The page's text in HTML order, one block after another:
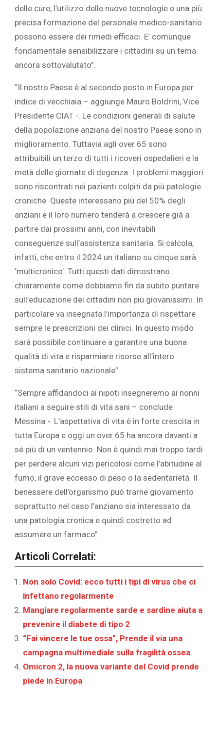
delle cure, l’utilizzo delle nuove tecnologie e una più
precisa formazione del personale medico-sanitario
possono essere dei rimedi efficaci. E’ comunque
fondamentale sensibilizzare i cittadini su un tema
ancora sottovalutato”.
“Il nostro Paese è al secondo posto in Europa per
indice di vecchiaia – aggiunge Mauro Boldrini, Vice
Presidente CIAT -. Le condizioni generali di salute
della popolazione anziana del nostro Paese sono in
miglioramento. Tuttavia agli over 65 sono
attribuibili un terzo di tutti i ricoveri ospedalieri e la
metà delle giornate di degenza. I problemi maggiori
sono riscontrati nei pazienti colpiti da più patologie
croniche. Queste interessano più del 50% degli
anziani e il loro numero tenderà a crescere già a
partire dai prossimi anni, con inevitabili
conseguenze sull’assistenza sanitaria. Si calcola,
infatti, che entro il 2024 un italiano su cinque sarà
‘multicronico’. Tutti questi dati dimostrano
chiaramente come dobbiamo fin da subito puntare
sull’educazione dei cittadini non più giovanissimi. In
particolare va insegnata l’importanza di rispettare
sempre le prescrizioni dei clinici. In questo modo
sarà possibile continuare a garantire una buona
qualità di vita e risparmiare risorse all’intero
sistema sanitario nazionale”.
“Sempre affidandoci ai nipoti insegneremo ai nonni
italiani a seguire stili di vita sani – conclude
Messina -. L’aspettativa di vita è in forte crescita in
tutta Europa e oggi un over 65 ha ancora davanti a
sé più di un ventennio. Non è quindi mai troppo tardi
per perdere alcuni vizi pericolosi come l’abitudine al
fumo, il grave eccesso di peso o la sedentarietà. Il
benessere dell’organismo può trarne giovamento
soprattutto nel caso l’anziano sia interessato da
una patologia cronica e quindi costretto ad
assumere un farmaco”.
Articoli Correlati:
Non solo Covid: ecco tutti i tipi di virus che ci
infettano regolarmente
Mangiare regolarmente sarde e sardine aiuta a
prevenire il diabete di tipo 2
“Fai vincere le tue ossa”, Prende il via una
campagna multimediale sulla fragilità ossea
Omicron 2, la nuova variante del Covid prende
piede in Europa